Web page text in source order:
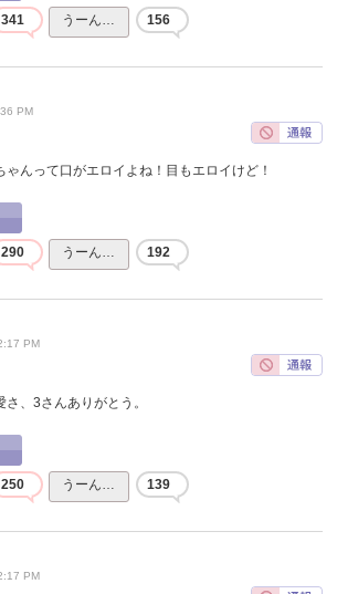
341 うーん… 156
PM
ゃんって口がエロイよね！目もエロイけど！
290 うーん… 192
PM
、3さんありがとう。
250 うーん… 139
PM